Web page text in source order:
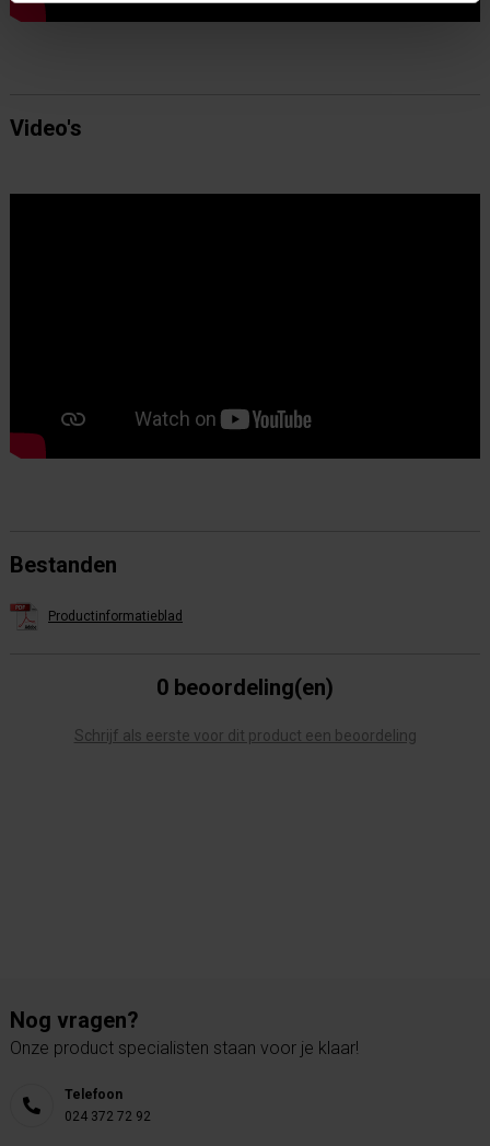
Video's
Bestanden
Productinformatieblad
0 beoordeling(en)
Schrijf als eerste voor dit product een beoordeling
Nog vragen?
Onze product specialisten staan voor je klaar!
Telefoon
024 372 72 92